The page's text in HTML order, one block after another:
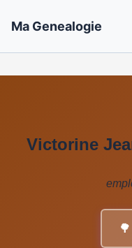
Ma Genealogie
Victorine